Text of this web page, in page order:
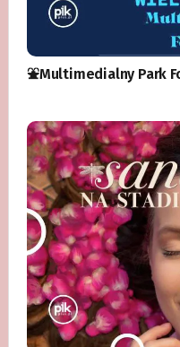
⛲️Multimedialny Park